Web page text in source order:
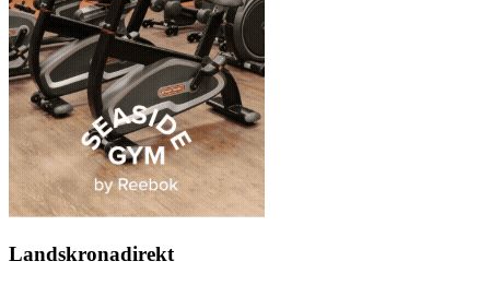
Landskronadirekt